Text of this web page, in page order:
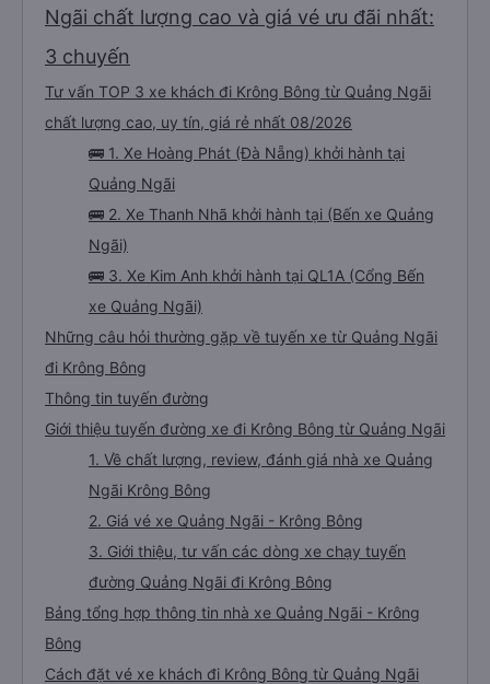
Ngãi chất lượng cao và giá vé ưu đãi nhất:
3 chuyến
Tư vấn TOP 3 xe khách đi Krông Bông từ Quảng Ngãi
chất lượng cao, uy tín, giá rẻ nhất 08/2026
🚌 1. Xe Hoàng Phát (Đà Nẵng) khởi hành tại
Quảng Ngãi
🚌 2. Xe Thanh Nhã khởi hành tại (Bến xe Quảng
Ngãi)
🚌 3. Xe Kim Anh khởi hành tại QL1A (Cổng Bến
xe Quảng Ngãi)
Những câu hỏi thường gặp về tuyến xe từ Quảng Ngãi
đi Krông Bông
Thông tin tuyến đường
Giới thiệu tuyến đường xe đi Krông Bông từ Quảng Ngãi
1. Về chất lượng, review, đánh giá nhà xe Quảng
Ngãi Krông Bông
2. Giá vé xe Quảng Ngãi - Krông Bông
3. Giới thiệu, tư vấn các dòng xe chạy tuyến
đường Quảng Ngãi đi Krông Bông
Bảng tổng hợp thông tin nhà xe Quảng Ngãi - Krông
Bông
Cách đặt vé xe khách đi Krông Bông từ Quảng Ngãi